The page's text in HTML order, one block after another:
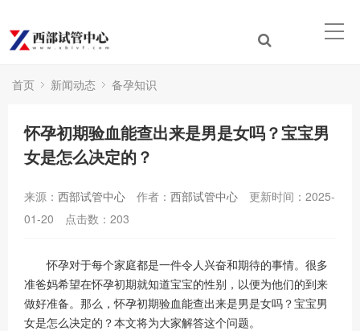
首页 新闻动态 备孕知识
怀孕初期验血能查出来是男是女吗？宝宝男
女是怎么决定的？
来源： 西部试管中心 作者： 西部试管中心
更新时间：2025-
01-20
点击数： 203
怀孕对于每个家庭都是一件令人兴奋和期待的事情。很多
准爸妈希望在怀孕初期就知道宝宝的性别，以便为他们的到来
做好准备。那么，怀孕初期验血能查出来是男是女吗？宝宝男
女是怎么决定的？本文将为大家解答这个问题。